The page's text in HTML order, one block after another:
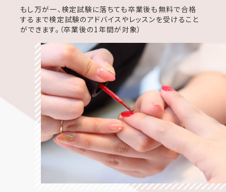
もし万が一、検定試験に落ちても卒業後も無料で合格
するまで検定試験のアドバイスやレッスンを受けること
ができます。（卒業後の1年間が対象）